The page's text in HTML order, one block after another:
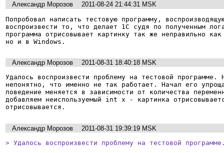
Александр Морозов
2011-08-24 21:44:31 MSK
Попробовал написать тестовую программу,
воспроизвести то, что делает 1С судя по полученным
программа отрисовывает картинку так же неправильно
но и в Windows.
Александр Морозов
2011-08-31 18:40:18 MSK
Удалось воспроизвести проблему на тестовой программе.
непонятно, что именно не так работает. Начал его
поведение меняется в зависимости от количества
добавляем неиспользуемый int x - картинка
отрисовывается.
Александр Морозов
2011-08-31 19:39:19 MSK
> Удалось воспроизвести проблему на тестовой